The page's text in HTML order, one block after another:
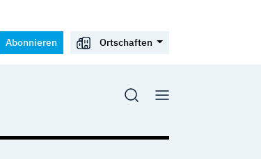
Abonnieren Ortschaften